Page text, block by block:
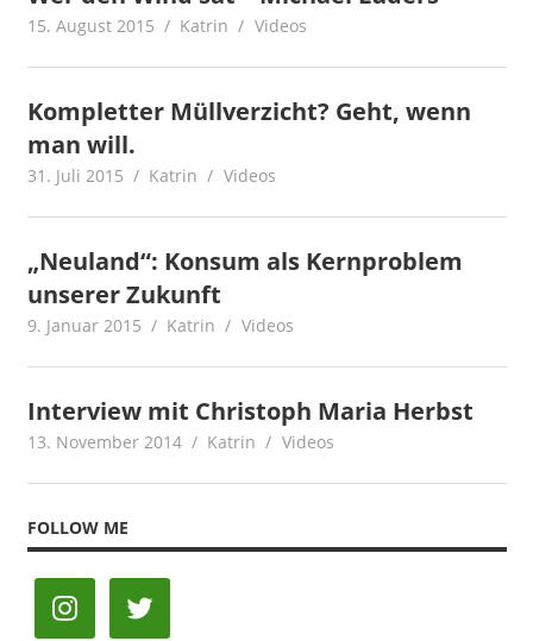
15. August 2015 Katrin Videos
Kompletter Müllverzicht? Geht, wenn
man will.
31. Juli 2015 Katrin Videos
„Neuland“: Konsum als Kernproblem
unserer Zukunft
9. Januar 2015 Katrin Videos
Interview mit Christoph Maria Herbst
13. November 2014 Katrin Videos
FOLLOW ME